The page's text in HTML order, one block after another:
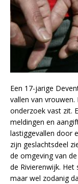
Een 17-jarige
vallen van
onderzoek vast zit.
meldingen en
lastiggevallen door
zijn geslachtsdeel
de omgeving van
de Rivierenwijk.
maar wel zodanig